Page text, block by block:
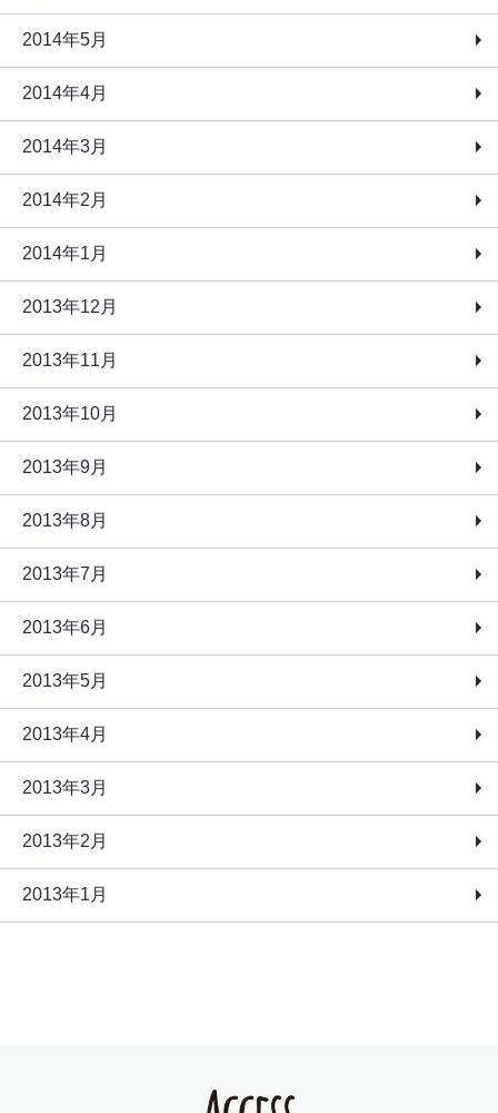
2014年5月
2014年4月
2014年3月
2014年2月
2014年1月
2013年12月
2013年11月
2013年10月
2013年9月
2013年8月
2013年7月
2013年6月
2013年5月
2013年4月
2013年3月
2013年2月
2013年1月